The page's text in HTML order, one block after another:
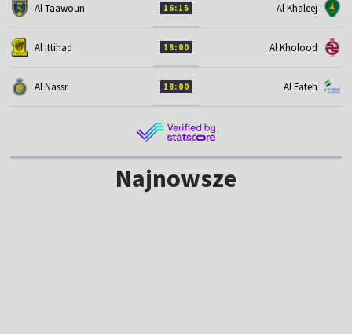
Al Taawoun 16:15 Al Khaleej
Al Ittihad 18:00 Al Kholood
Al Nassr 18:00 Al Fateh
Najnowsze